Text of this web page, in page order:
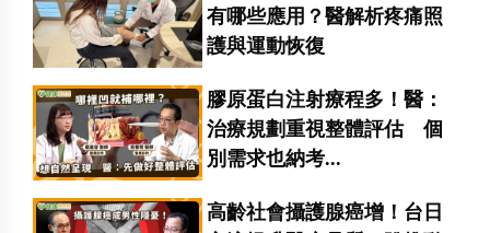
有哪些應用？醫解析疼痛照
護與運動恢復
膠原蛋白注射療程多！醫：
治療規劃重視整體評估 個
別需求也納考...
高齡社會攝護腺癌增！台日